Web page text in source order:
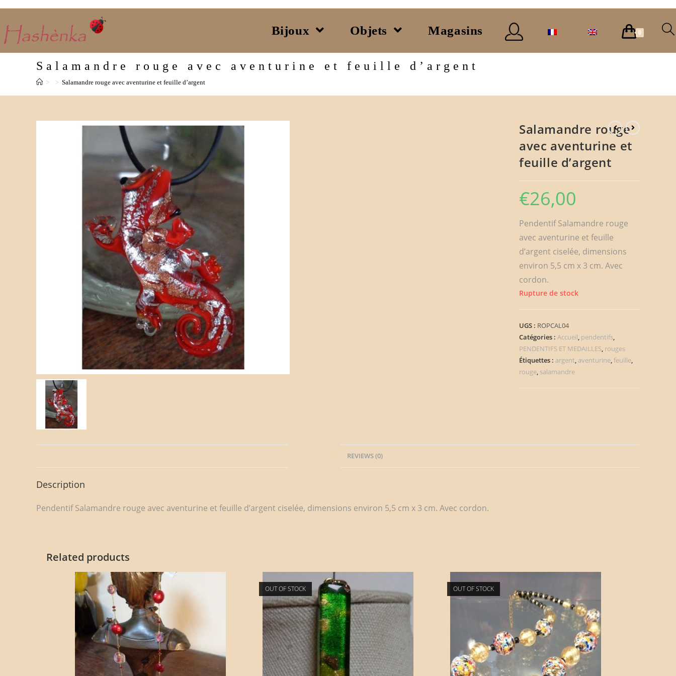
Skip
content
Bijoux Objets Magasins 0
Salamandre rouge avec aventurine et feuille d’argent
> > Salamandre rouge avec aventurine et feuille d’argent
Salamandre rouge
avec aventurine et
feuille d’argent
€26,00
Pendentif Salamandre rouge
avec aventurine et feuille
d’argent ciselée, dimensions
environ 5,5 cm x 3 cm. Avec
cordon.
Rupture de stock
UGS : ROPCAL04
Catégories : Accueil, pendentifs,
PENDENTIFS ET MEDAILLES, rouges
Étiquettes : argent, aventurine,feuille,
rouge, salamandre
REVIEWS (0)
Description
Pendentif Salamandre rouge avec aventurine et feuille d’argent ciselée, dimensions environ 5,5 cm x 3 cm. Avec cordon.
Related products
OUT OF STOCK OUT OF STOCK